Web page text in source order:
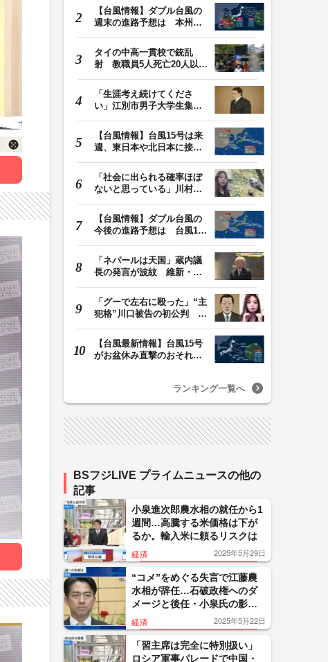
【台風情報】ダブル台風の
週末の進路予想は 本州は
タイの中高一貫校で銃乱
射 教職員5人死亡20人以上
「生涯考え続けてくださ
い」江別市男子大学生集団
【台風情報】台風15号は来
週、東日本や北日本に接近
「社会に出られる確率ほぼ
ないと思っている」川村葉
【台風情報】ダブル台風の
今後の進路予想は 台風13
「ネパールは天国」蔵内議
長の発言が波紋 維新・吉
「グーで左右に殴った」“主
犯格”川口被告の初公判 共
【台風最新情報】台風15号
がお盆休み直撃のおそれ
ランキング一覧へ
BSフジLIVE プライムニュースの他の
記事
小泉進次郎農水相の就任から1
週間…高騰する米価格は下が
るか。輸入米に頼るリスクは
経済 2025年5月29日
“コメ”をめぐる失言で江藤農
水相が辞任…石破政権へのダ
メージと後任・小泉氏の影響
力は
経済 2025年5月22日
「習主席は完全に特別扱い」
ロシア軍事パレードで中国・